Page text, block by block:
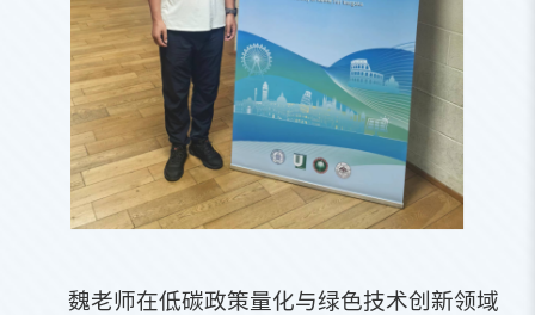
魏老师在低碳政策量化与绿色技术创新领域